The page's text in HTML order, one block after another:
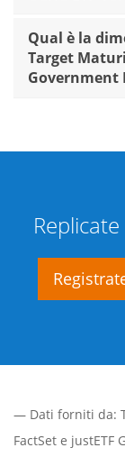
Qual è la
Target
Government
— Dati forniti da:
FactSet e justETF